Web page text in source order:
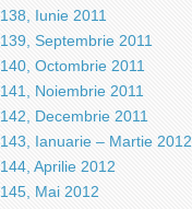
138, Iunie 2011
139, Septembrie 2011
140, Octombrie 2011
141, Noiembrie 2011
142, Decembrie 2011
143, Ianuarie – Martie 2012
144, Aprilie 2012
145, Mai 2012